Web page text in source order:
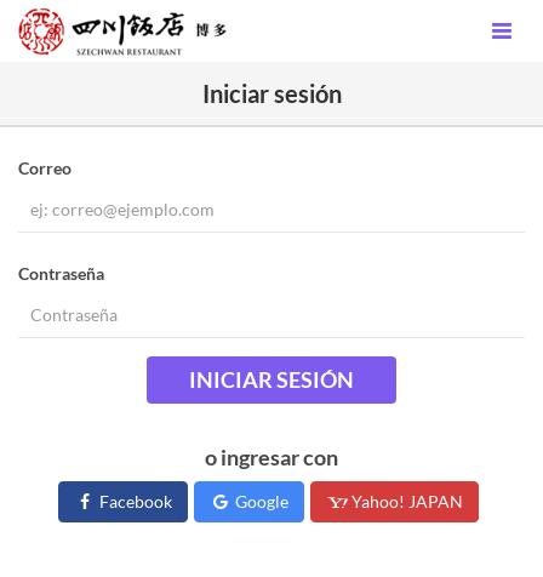
Iniciar sesión
Correo
Contraseña
INICIAR SESIÓN
o ingresar con
Facebook Google Yahoo! JAPAN